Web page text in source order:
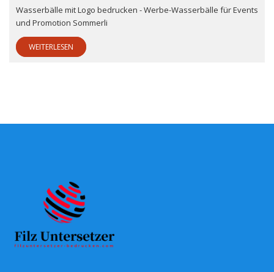
Wasserbälle mit Logo bedrucken - Werbe-Wasserbälle für Events
und Promotion Sommerli
WEITERLESEN